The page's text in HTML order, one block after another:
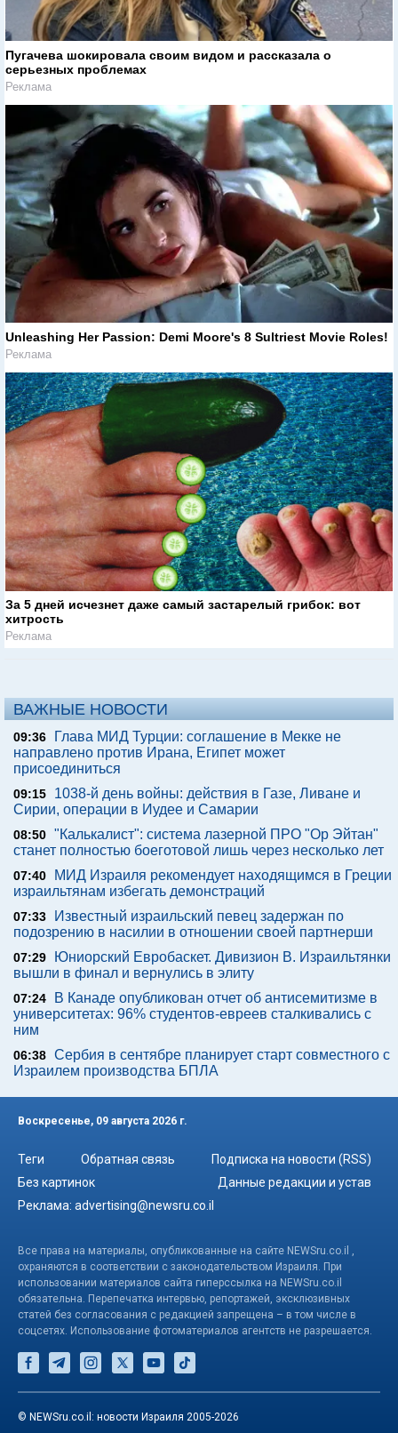
Пугачева шокировала своим видом и рассказала о
серьезных проблемах
Реклама
Unleashing Her Passion: Demi Moore's 8 Sultriest Movie Roles!
Реклама
За 5 дней исчезнет даже самый застарелый грибок: вот
хитрость
Реклама
ВАЖНЫЕ НОВОСТИ
09:36
Глава МИД Турции: соглашение в Мекке не
направлено против Ирана, Египет может
присоединиться
09:15
1038-й день войны: действия в Газе, Ливане и
Сирии, операции в Иудее и Самарии
08:50 "Калькалист": система лазерной ПРО "Ор Эйтан"
станет полностью боеготовой лишь через несколько лет
07:40
МИД Израиля рекомендует находящимся в Греции
израильтянам избегать демонстраций
07:33
Известный израильский певец задержан по
подозрению в насилии в отношении своей партнерши
07:29
Юниорский Евробаскет. Дивизион В. Израильтянки
вышли в финал и вернулись в элиту
07:24
В Канаде опубликован отчет об антисемитизме в
университетах: 96% студентов-евреев сталкивались с
ним
06:38 Сербия в сентябре планирует старт совместного с
Израилем производства БПЛА
Воскресенье, 09 августа 2026 г.
Теги Обратная связь
Подписка на новости (RSS)
Без картинок
Данные редакции и устав
Реклама: advertising@newsru.co.il
Все права на материалы, опубликованные на сайте NEWSru.co.il ,
охраняются в соответствии с законодательством Израиля. При
использовании материалов сайта гиперссылка на NEWSru.co.il
обязательна. Перепечатка интервью, репортажей, эксклюзивных
статей без согласования с редакцией запрещена – в том числе в
соцсетях. Использование фотоматериалов агентств не разрешается.
© NEWSru.co.il: новости Израиля 2005-2026